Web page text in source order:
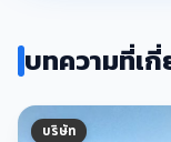
บทความที่เ
บริษัท